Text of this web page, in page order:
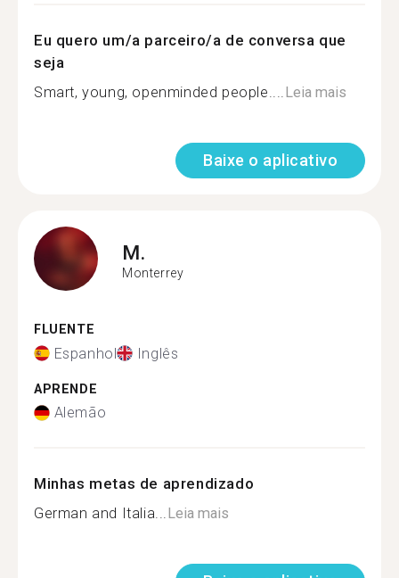
Eu quero um/a parceiro/a de conversa que
seja
Smart, young, openminded people....Leia mais
Baixe o aplicativo
M.
Monterrey
FLUENTE
Espanhol Inglês
APRENDE
Alemão
Minhas metas de aprendizado
German and Italia...Leia mais